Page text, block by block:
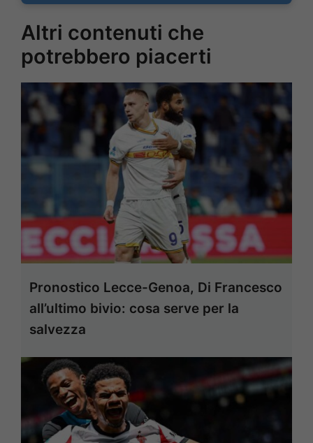
Altri contenuti che
potrebbero piacerti
Pronostico Lecce-Genoa, Di Francesco
all’ultimo bivio: cosa serve per la
salvezza